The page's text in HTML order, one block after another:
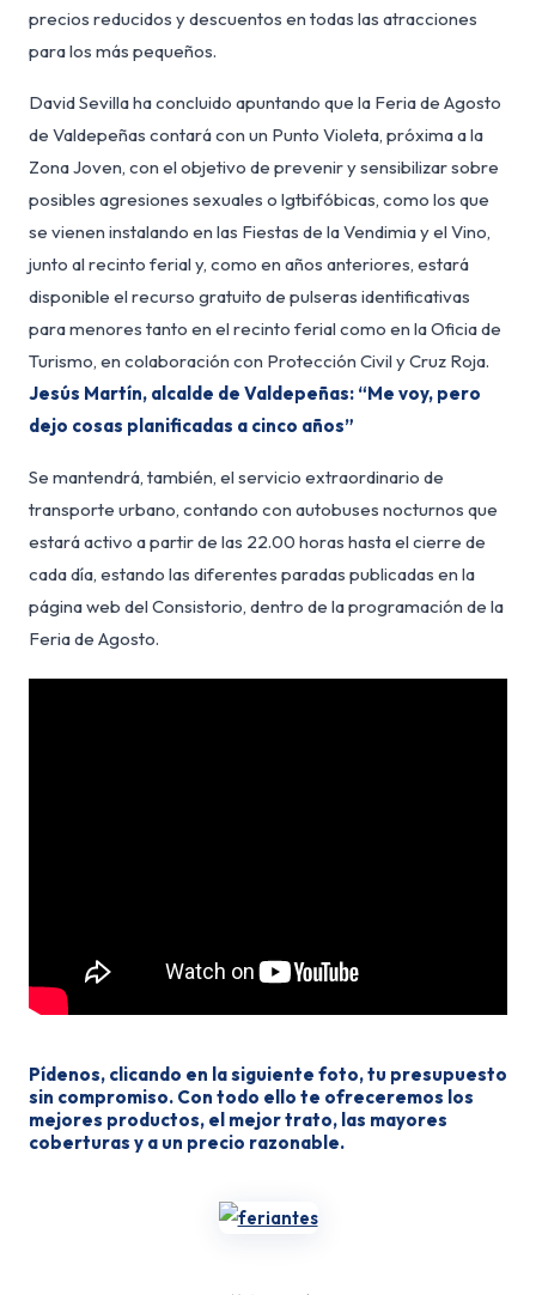
precios reducidos y descuentos en todas las atracciones
para los más pequeños.
David Sevilla ha concluido apuntando que la Feria de Agosto
de Valdepeñas contará con un Punto Violeta, próxima a la
Zona Joven, con el objetivo de prevenir y sensibilizar sobre
posibles agresiones sexuales o lgtbifóbicas, como los que
se vienen instalando en las Fiestas de la Vendimia y el Vino,
junto al recinto ferial y, como en años anteriores, estará
disponible el recurso gratuito de pulseras identificativas
para menores tanto en el recinto ferial como en la Oficia de
Turismo, en colaboración con Protección Civil y Cruz Roja.
Jesús Martín, alcalde de Valdepeñas: “Me voy, pero
dejo cosas planificadas a cinco años”
Se mantendrá, también, el servicio extraordinario de
transporte urbano, contando con autobuses nocturnos que
estará activo a partir de las 22.00 horas hasta el cierre de
cada día, estando las diferentes paradas publicadas en la
página web del Consistorio, dentro de la programación de la
Feria de Agosto.
Pídenos, clicando en la siguiente foto, tu presupuesto
sin compromiso. Con todo ello te ofreceremos los
mejores productos, el mejor trato, las mayores
coberturas y a un precio razonable.